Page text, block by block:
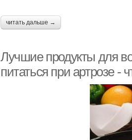
читать дальше →
Лучшие продукты для
питаться при артрозе -